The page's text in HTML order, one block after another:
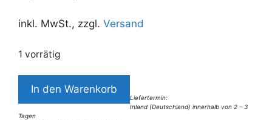
war:
ist:
inkl. MwSt., zzgl. Versand
1 vorrätig
2191FH7
Halskette
von
In den Warenkorb
Liefertermin:
Inland (Deutschland) innerhalb von 2 – 3
Tagen